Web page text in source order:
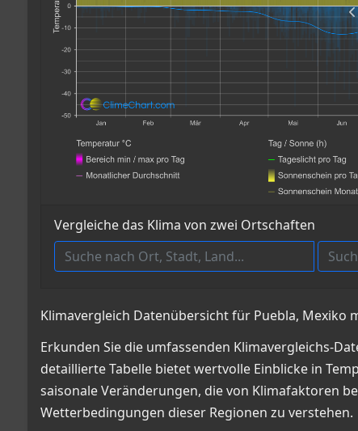
Vergleiche das Klima von zwei Ortschaften
Klimavergleich Datenübersicht für Puebla, Mexiko
Erkunden Sie die umfassenden Klimavergleichs-
detaillierte Tabelle bietet wertvolle Einblicke in
saisonale Veränderungen, die von Klimafaktoren
Wetterbedingungen dieser Regionen zu verstehen.